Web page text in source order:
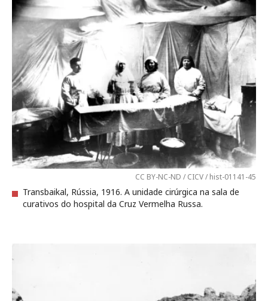
CC BY-NC-ND / CICV / hist-01141-45
Transbaikal, Rússia, 1916. A unidade cirúrgica na sala de
curativos do hospital da Cruz Vermelha Russa.